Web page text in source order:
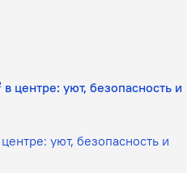
уют, безопасность и